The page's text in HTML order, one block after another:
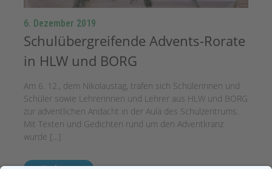
6. Dezember 2019
Schulübergreifende Advents-Rorate
in HLW und BORG
Am 6. 12., dem Nikolaustag, trafen sich Schülerinnen und
Schüler sowie Lehrerinnen und Lehrer aus HLW und BORG
zur adventlichen Andacht in der Aula des Schulzentrums.
Mit Texten und Gedichten rund um den Adventkranz
wurde […]